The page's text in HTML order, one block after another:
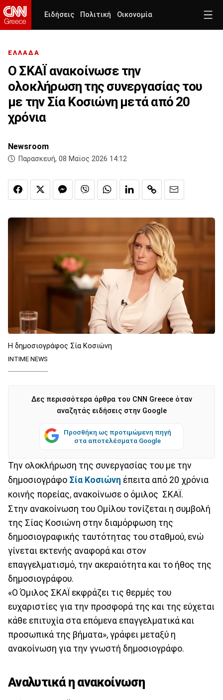
Ειδήσεις Πολιτική Οικονομία
ΕΛΛΑΔΑ
Ο ΣΚΑΪ ανακοίνωσε την
ολοκλήρωση της συνεργασίας του
με την Σία Κοσιώνη μετά από 20
χρόνια
Newsroom
Παρασκευή, 08 Μαϊος 2026 14:12
Η δημοσιογράφος Σία Κοσιώνη
INTIME NEWS
Δες περισσότερα άρθρα του CNN Greece όταν
αναζητάς ειδήσεις στην Google
Προσθήκη ως προτιμώμενη πηγή
στα αποτελέσματα Google
Την ολοκλήρωση της συνεργασίας του με την
δημοσιογράφο Σία Κοσιώνη έπειτα από 20 χρόνια
κοινής πορείας, ανακοίνωσε ο όμιλος ΣΚΑΪ.
Στην ανακοίνωση του Ομίλου τονίζεται η συμβολή
της Σίας Κοσιώνη στην διαμόρφωση της
δημοσιογραφικής ταυτότητας του σταθμού, ενώ
γίνεται εκτενής αναφορά και στον
επαγγελματισμό, την ακεραιότητα και το ήθος της
δημοσιογράφου.
«Ο Όμιλος ΣΚΑΪ εκφράζει τις θερμές του
ευχαριστίες για την προσφορά της και της εύχεται
κάθε επιτυχία στα επόμενα επαγγελματικά και
προσωπικά της βήματα», γράφει μεταξύ η
ανακοίνωση για την γνωστή δημοσιογράφο.
Αναλυτικά η ανακοίνωση